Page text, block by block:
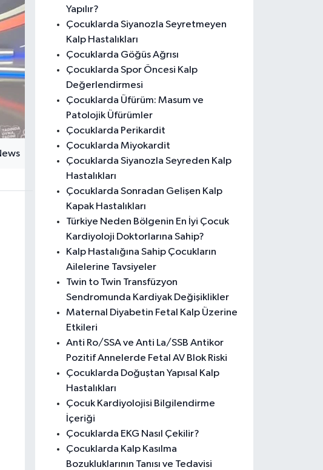
Yapılır?
Çocuklarda Siyanozla Seyretmeyen
Kalp Hastalıkları
Çocuklarda Göğüs Ağrısı
Çocuklarda Spor Öncesi Kalp
Değerlendirmesi
Çocuklarda Üfürüm: Masum ve
Patolojik Üfürümler
Çocuklarda Perikardit
Çocuklarda Miyokardit
Çocuklarda Siyanozla Seyreden Kalp
Hastalıkları
Çocuklarda Sonradan Gelişen Kalp
Kapak Hastalıkları
Türkiye Neden Bölgenin En İyi Çocuk
Kardiyoloji Doktorlarına Sahip?
Kalp Hastalığına Sahip Çocukların
Ailelerine Tavsiyeler
Twin to Twin Transfüzyon
Sendromunda Kardiyak Değişiklikler
Maternal Diyabetin Fetal Kalp Üzerine
Etkileri
Anti Ro/SSA ve Anti La/SSB Antikor
Pozitif Annelerde Fetal AV Blok Riski
Çocuklarda Doğuştan Yapısal Kalp
Hastalıkları
Çocuk Kardiyolojisi Bilgilendirme
İçeriği
Çocuklarda EKG Nasıl Çekilir?
Çocuklarda Kalp Kasılma
Bozukluklarının Tanısı ve Tedavisi